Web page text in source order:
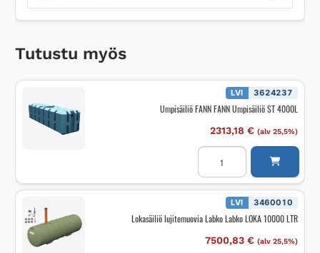
Tutustu myös
LVI 3624237
Umpisäiliö FANN FANN Umpisäiliö ST 4000L
2313,18 € (alv 25,5%)
Umpisäiliö
FANN
FANN
Umpisäiliö
ST
4000L
määrä
LVI 3460010
Lokasäiliö lujitemuovia Labko Labko LOKA 10000 LTR
7500,83 € (alv 25,5%)